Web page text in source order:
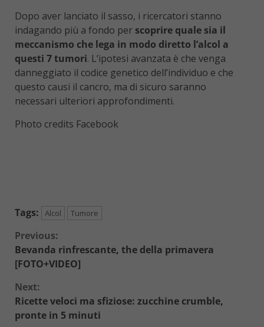
Dopo aver lanciato il sasso, i ricercatori stanno
indagando più a fondo per scoprire quale sia il
meccanismo che lega in modo diretto l’alcol a
questi 7 tumori. L’ipotesi avanzata è che venga
danneggiato il codice genetico dell’individuo e che
questo causi il cancro, ma di sicuro saranno
necessari ulteriori approfondimenti.
Photo credits Facebook
Tags: Alcol Tumore
Continue
Reading
Previous:
Bevanda rinfrescante, the della primavera
[FOTO+VIDEO]
Next:
Ricette veloci ma sfiziose: zucchine crumble,
pronte in 5 minuti